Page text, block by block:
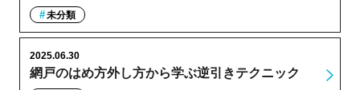
未分類
網戸のはめ方外し方から学ぶ逆引きテクニック
2025.06.30